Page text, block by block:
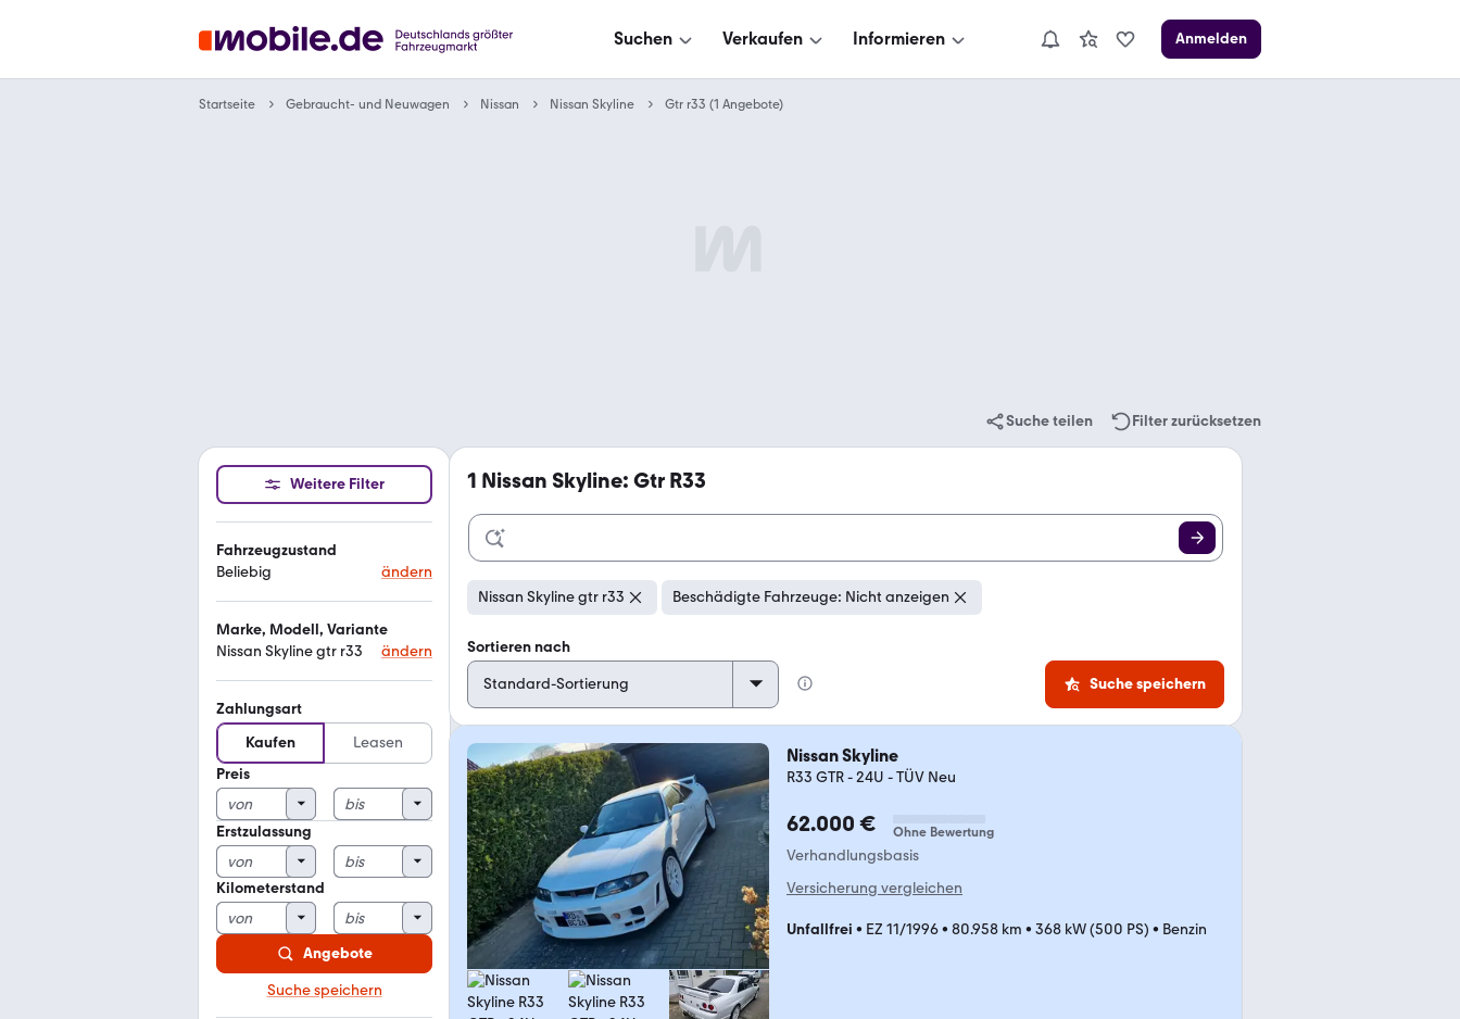
Suchen Verkaufen Informieren Anmelden
Startseite Gebraucht- und Neuwagen Nissan Nissan Skyline Gtr r33 (1 Angebote)
Suche teilen Filter zurücksetzen
Weitere Filter
Fahrzeugzustand
Beliebig
ändern
Marke, Modell, Variante
Nissan Skyline gtr r33
ändern
Zahlungsart
Kaufen
Leasen
Preis
Erstzulassung
Kilometerstand
Angebote
Suche speichern
1 Nissan Skyline: Gtr R33
Nissan Skyline gtr r33 Beschädigte Fahrzeuge: Nicht anzeigen
Sortieren nach
Suche speichern
Nissan Skyline
R33 GTR - 24U - TÜV Neu
62.000 € Ohne Bewertung
Verhandlungsbasis
Versicherung vergleichen
Unfallfrei • EZ 11/1996• 80.958 km • 368 kW (500 PS) • Benzin